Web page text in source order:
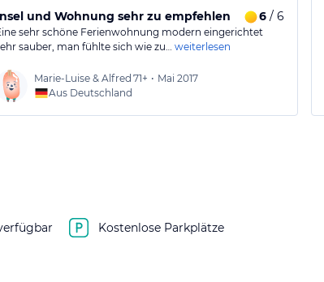
und Wohnung sehr zu empfehlen 6/ 6
sehr schöne Ferienwohnung modern eingerichtet
sauber, man fühlte sich wie zu… weiterlesen
Marie-Luise & Alfred 71+ • Mai 2017
Aus Deutschland
Kostenlose Parkplätze